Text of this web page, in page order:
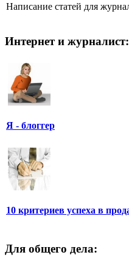
Написание статей для
Интернет и журналист:
Я - блоггер
10 критериев успеха в
Для общего дела: